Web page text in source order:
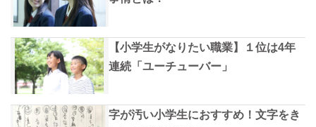
【小学生がなりたい職業】１位は4年
連続「ユーチューバー」
字が汚い小学生におすすめ！文字をき